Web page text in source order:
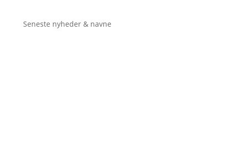
Seneste nyheder & navne